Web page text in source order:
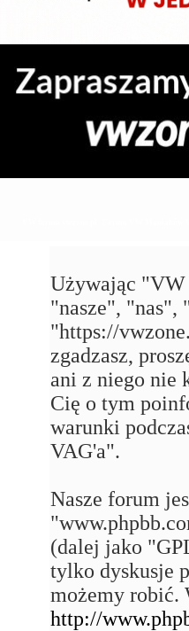
Używając
"nasze",
"https://
zgadzasz,
ani z niego nie
Cię o tym
warunki
VAG'a".
Nasze forum
(dalej jako
tylko dyskusje
możemy robić.
http://